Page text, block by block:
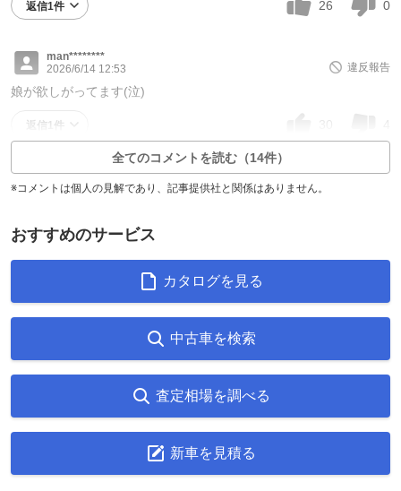
返信1件 26 0
man********
2026/6/14 12:53
違反報告
娘が欲しがってます(泣)
返信1件 4
全てのコメントを読む（14件）
※コメントは個人の見解であり、記事提供社と関係はありません。
おすすめのサービス
カタログを見る
中古車を検索
査定相場を調べる
新車を見積る